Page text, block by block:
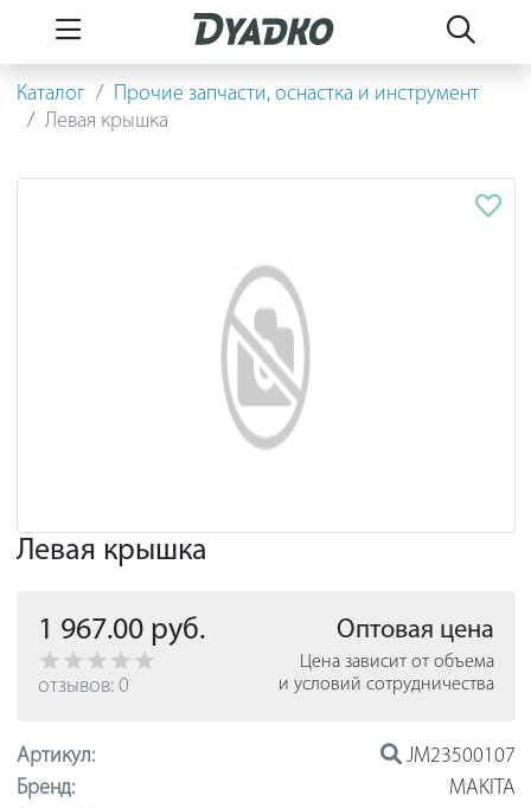
Каталог
Прочие запчасти, оснастка и инструмент
Левая крышка
Левая крышка
1 967.00 руб.
отзывов: 0
Оптовая цена
Цена зависит от объема
и условий сотрудничества
Артикул:
JM23500107
Бренд:
MAKITA